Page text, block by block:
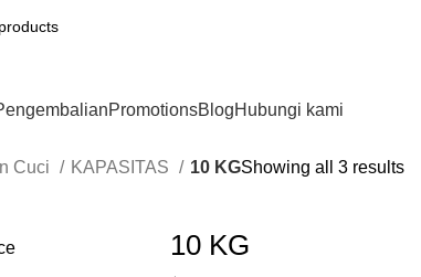
PromotionsBlogHubungi kami
Cuci KAPASITAS 10 KGShowing all 3 results
10 KG